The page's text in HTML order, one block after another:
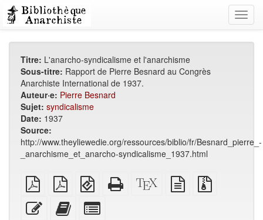
Titre: L'anarcho-syndicalisme et l'anarchisme
Sous-titre: Rapport de Pierre Besnard au Congrès
Anarchiste International de 1937.
Auteur·e: Pierre Besnard
Sujet: syndicalisme
Date: 1937
Source:
http://www.theyliewedie.org/ressources/biblio/fr/Besnard_pierre_-
_anarchisme_et_anarcho-syndicalisme_1937.html
PDF
brut
PDF
A4
imposé
EPUB
(pour
appareils
mobiles)
HTML
autonome
Source
XeLaTeX
texte
source
Modifier
ce
Ajouter
ce